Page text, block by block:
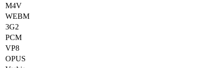
M4V
WEBM
3G2
PCM
VP8
OPUS